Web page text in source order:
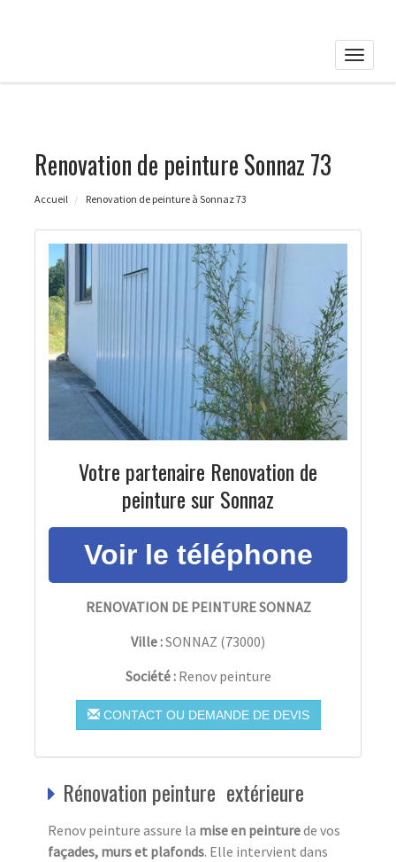
Toggle
Renovation de peinture Sonnaz 73
Accueil Renovation de peinture à Sonnaz 73
Votre partenaire Renovation de
peinture sur Sonnaz
RENOVATION DE PEINTURE SONNAZ
Ville :SONNAZ (73000)
Société : Renov peinture
CONTACT OU DEMANDE DE DEVIS
Rénovation peinture extérieure
Renov peinture assure la mise en peinturede vos
façades, murs et plafonds. Elle intervient dans